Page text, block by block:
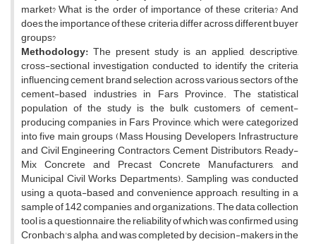
market? What is the order of importance of these criteria? And
does the importance of these criteria differ across different buyer
groups?
Methodology: The present study is an applied, descriptive,
cross-sectional investigation conducted to identify the criteria
influencing cement brand selection across various sectors of the
cement-based industries in Fars Province. The statistical
population of the study is the bulk customers of cement-
producing companies in Fars Province, which were categorized
into five main groups (Mass Housing Developers, Infrastructure
and Civil Engineering Contractors, Cement Distributors, Ready-
Mix Concrete and Precast Concrete Manufacturers, and
Municipal Civil Works Departments). Sampling was conducted
using a quota-based and convenience approach, resulting in a
sample of 142 companies and organizations. The data collection
tool is a questionnaire, the reliability of which was confirmed using
Cronbach's alpha, and was completed by decision-makers in the